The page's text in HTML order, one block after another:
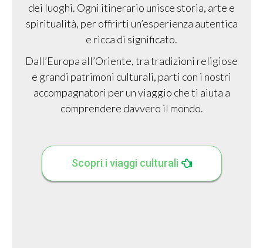
dei luoghi. Ogni itinerario unisce storia, arte e
spiritualità, per offrirti un’esperienza autentica
e ricca di significato.
Dall’Europa all’Oriente, tra tradizioni religiose
e grandi patrimoni culturali, parti con i nostri
accompagnatori per un viaggio che ti aiuta a
comprendere davvero il mondo.
Scopri i viaggi culturali